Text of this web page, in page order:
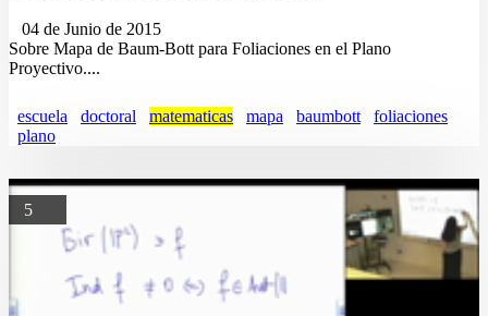
04 de Junio de 2015
Sobre Mapa de Baum-Bott para Foliaciones en el Plano
Proyectivo....
escuela doctoral matematicas mapa baumbott
foliaciones
plano
5